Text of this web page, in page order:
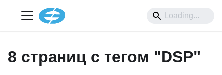
8 страниц с тегом "DSP"